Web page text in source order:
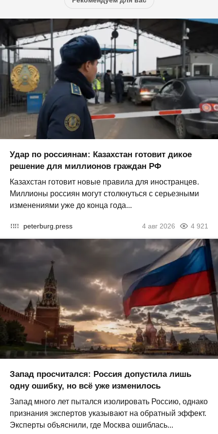
Удар по россиянам: Казахстан готовит дикое
решение для миллионов граждан РФ
Казахстан готовит новые правила для иностранцев.
Миллионы россиян могут столкнуться с серьезными
изменениями уже до конца года...
peterburg.press 4 авг 2026 4 921
Запад просчитался: Россия допустила лишь
одну ошибку, но всё уже изменилось
Запад много лет пытался изолировать Россию, однако
признания экспертов указывают на обратный эффект.
Эксперты объяснили, где Москва ошиблась...